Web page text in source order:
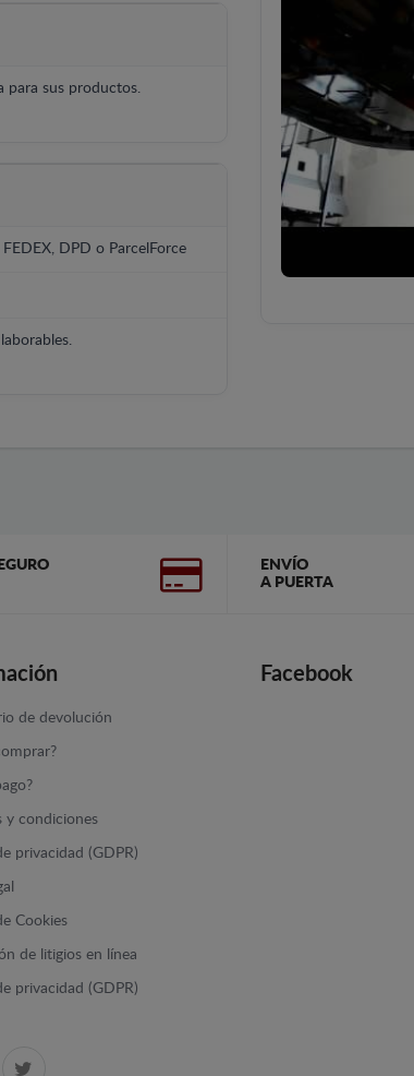
para sus productos.
DPD o ParcelForce
ENVÍO
A PUERTA
de devolución
y condiciones
privacidad (GDPR)
Cookies
de litigios en línea
privacidad (GDPR)
Facebook